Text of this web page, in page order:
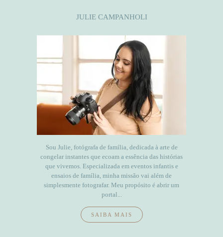
JULIE CAMPANHOLI
Sou Julie, fotógrafa de família, dedicada à arte de
congelar instantes que ecoam a essência das histórias
que vivemos. Especializada em eventos infantis e
ensaios de família, minha missão vai além de
simplesmente fotografar. Meu propósito é abrir um
portal...
SAIBA MAIS